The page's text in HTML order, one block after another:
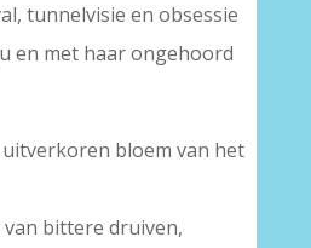
tunnelvisie en obsessie
en met haar ongehoord
bloem van het
bittere druiven,